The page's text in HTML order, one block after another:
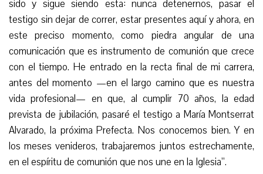
sido y sigue siendo esta: nunca detenernos, pasar el
testigo sin dejar de correr, estar presentes aquí y ahora, en
este preciso momento, como piedra angular de una
comunicación que es instrumento de comunión que crece
con el tiempo. He entrado en la recta final de mi carrera,
antes del momento —en el largo camino que es nuestra
vida profesional— en que, al cumplir 70 años, la edad
prevista de jubilación, pasaré el testigo a María Montserrat
Alvarado, la próxima Prefecta. Nos conocemos bien. Y en
los meses venideros, trabajaremos juntos estrechamente,
en el espíritu de comunión que nos une en la Iglesia”.